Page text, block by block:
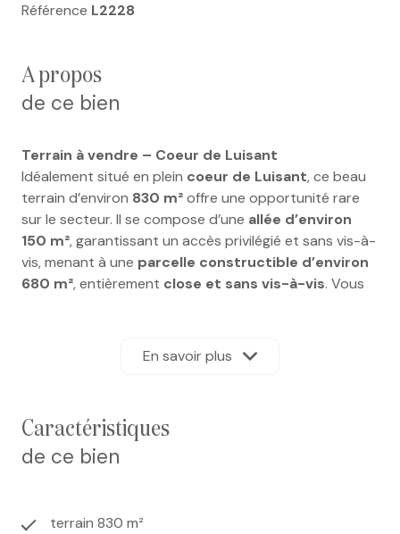
Référence L2228
a propos
de ce bien
Terrain à vendre – Coeur de Luisant
Idéalement situé en plein coeur de Luisant, ce beau
terrain d’environ 830 m²offre une opportunité rare
sur le secteur. Il se compose d’une allée d’environ
150 m², garantissant un accès privilégié et sans vis-à-
vis, menant à une parcelle constructible d’environ
680 m², entièrement close et sans vis-à-vis. Vous
écoles et commodités de la commune.
prévoir, à la charge de l’acquéreur.
vie agréable.À découvrir rapidement !
d’informations ou organiser une visite, contactez-
En savoir plus
caractéristiques
de ce bien
terrain 830 m²